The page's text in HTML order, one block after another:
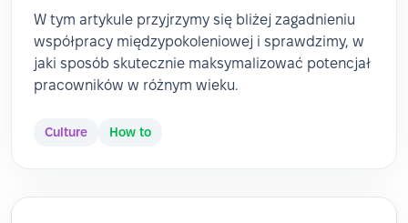
W tym artykule przyjrzymy się bliżej zagadnieniu
współpracy międzypokoleniowej i sprawdzimy, w
jaki sposób skutecznie maksymalizować potencjał
pracowników w różnym wieku.
Culture How to